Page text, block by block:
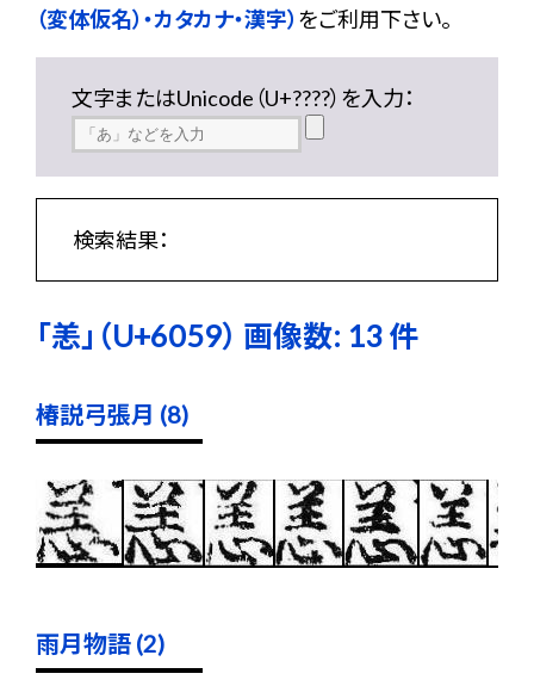
（変体仮名）・カタカナ・漢字） をご利用下さい。
文字またはUnicode（U+????）を入力：
検索結果：
「恙」（U+6059） 画像数: 13 件
椿説弓張月 (8)
雨月物語 (2)